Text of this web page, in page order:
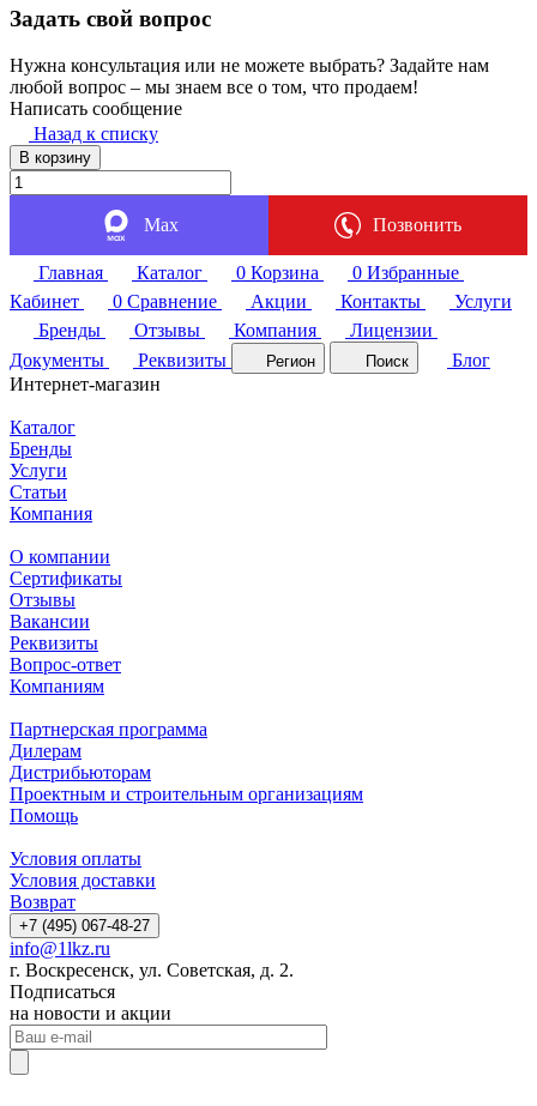
Задать свой вопрос
Нужна консультация или не можете выбрать? Задайте нам
любой вопрос – мы знаем все о том, что продаем!
Написать сообщение
Назад к списку
В корзину
Max Позвонить
Главная Каталог 0 Корзина 0 Избранные
Кабинет
0 Сравнение Акции Контакты
Услуги
Бренды
Отзывы Компания
Лицензии
Документы
Реквизиты Регион Поиск
Блог
Интернет-магазин
Каталог
Бренды
Услуги
Статьи
Компания
О компании
Сертификаты
Отзывы
Вакансии
Реквизиты
Вопрос-ответ
Компаниям
Партнерская программа
Дилерам
Дистрибьюторам
Проектным и строительным организациям
Помощь
Условия оплаты
Условия доставки
Возврат
+7 (495) 067-48-27
info@1lkz.ru
г. Воскресенск, ул. Советская, д. 2.
Подписаться
на новости и акции